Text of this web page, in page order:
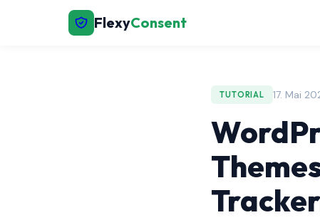
FlexyConsent
TUTORIAL 17. Mai